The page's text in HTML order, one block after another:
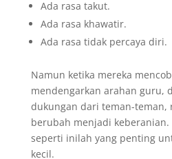
Ada rasa takut.
Ada rasa khawatir.
Ada rasa tidak percaya diri.
Namun ketika mereka
mendengarkan arahan guru,
dukungan dari teman-teman,
berubah menjadi keberanian.
seperti inilah yang penting
kecil.